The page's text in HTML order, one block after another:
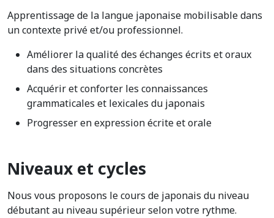
Apprentissage de la langue japonaise mobilisable dans
un contexte privé et/ou professionnel.
Améliorer la qualité des échanges écrits et oraux
dans des situations concrètes
Acquérir et conforter les connaissances
grammaticales et lexicales du japonais
Progresser en expression écrite et orale
Niveaux et cycles
Nous vous proposons le cours de japonais du niveau
débutant au niveau supérieur selon votre rythme.